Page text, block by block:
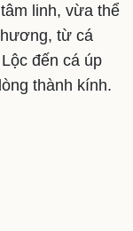
linh, vừa thể
từ cá
đến cá úp
thành kính.